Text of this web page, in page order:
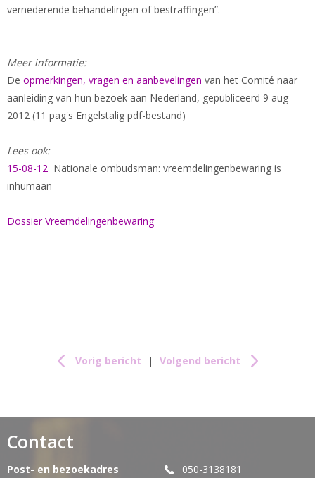
vernederende behandelingen of bestraffingen”.
Meer informatie:
De opmerkingen, vragen en aanbevelingen van het Comité naar
aanleiding van hun bezoek aan Nederland, gepubliceerd 9 aug
2012 (11 pag's Engelstalig pdf-bestand)
Lees ook:
15-08-12 Nationale ombudsman: vreemdelingenbewaring is
inhumaan
Dossier Vreemdelingenbewaring
Vorig bericht | Volgend bericht
Contact
Post- en bezoekadres
050-3138181